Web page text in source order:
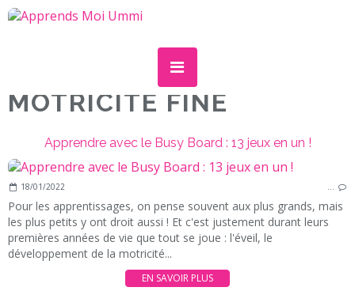
MOTRICITE FINE
Apprendre avec le Busy Board : 13 jeux en un !
18/01/2022 …
Pour les apprentissages, on pense souvent aux plus grands, mais
les plus petits y ont droit aussi ! Et c'est justement durant leurs
premières années de vie que tout se joue : l'éveil, le
développement de la motricité...
EN SAVOIR PLUS